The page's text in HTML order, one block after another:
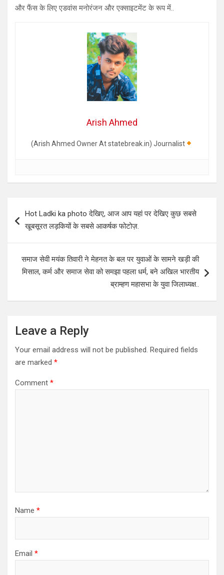
और फैंस के लिए एडवांस मनोरंजन और एक्साइटमेंट के रूप में..
Arish Ahmed
(Arish Ahmed Owner At statebreak.in) Journalist
navigation
Hot Ladki ka photo देखिए, आज आप यहां पर देखिए कुछ सबसे
खूबसूरत लड़कियों के सबसे आकर्षक फोटोज़.
समाज सेवी मयंक तिवारी ने मेहनत के बल पर युवाओं के सामने खड़ी की
मिसाल, कर्म और समाज सेवा को समझा पहला धर्म, बने अखिल भारतीय
ब्राम्हण महासभा के युवा जिलाध्यक्ष..
Leave a Reply
Your email address will not be published. Required fields
are marked *
Comment *
Name *
Email *